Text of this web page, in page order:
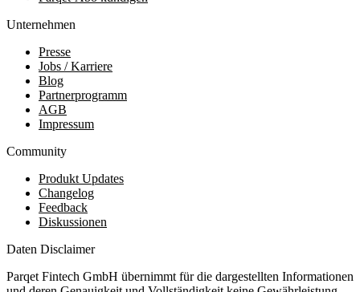
Unternehmen
Presse
Jobs / Karriere
Blog
Partnerprogramm
AGB
Impressum
Community
Produkt Updates
Changelog
Feedback
Diskussionen
Daten Disclaimer
Parqet Fintech GmbH übernimmt für die dargestellten Informationen